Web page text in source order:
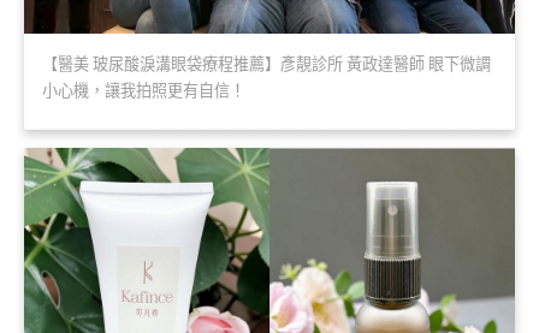
【醫美 玻尿酸淚溝眼袋療程推薦】彥靚診所 黃政達醫師 眼下微調
小心機，讓我拍照更有自信！